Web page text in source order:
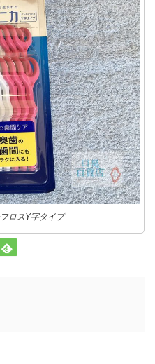
ロスY字タイプ